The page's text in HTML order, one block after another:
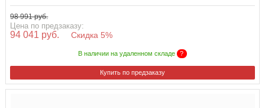
98 991 руб.
Цена по предзаказу:
94 041 руб. Скидка 5%
В наличии на удаленном складе ?
Купить по предзаказу